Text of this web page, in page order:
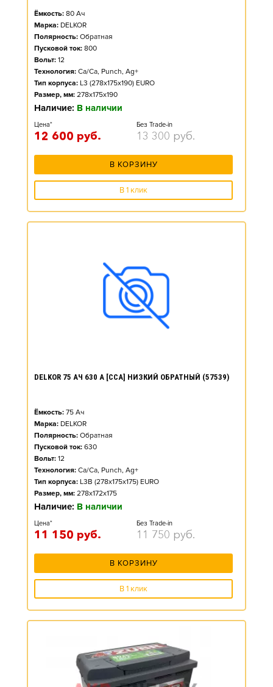
Ёмкость: 80 Ач
Марка: DELKOR
Полярность: Обратная
Пусковой ток: 800
Вольт: 12
Технология: Ca/Ca, Punch, Ag+
Тип корпуса: L3 (278x175x190) EURO
Размер, мм: 278x175x190
Наличие: В наличии
Цена*
12 600 руб.
Без Trade-in
13 300 руб.
В КОРЗИНУ
В 1 клик
DELKOR 75 АЧ 630 А [CCA] НИЗКИЙ ОБРАТНЫЙ (57539)
Ёмкость: 75 Ач
Марка: DELKOR
Полярность: Обратная
Пусковой ток: 630
Вольт: 12
Технология: Ca/Ca, Punch, Ag+
Тип корпуса: L3B (278x175x175) EURO
Размер, мм: 278x172x175
Наличие: В наличии
Цена*
11 150 руб.
Без Trade-in
11 750 руб.
В КОРЗИНУ
В 1 клик